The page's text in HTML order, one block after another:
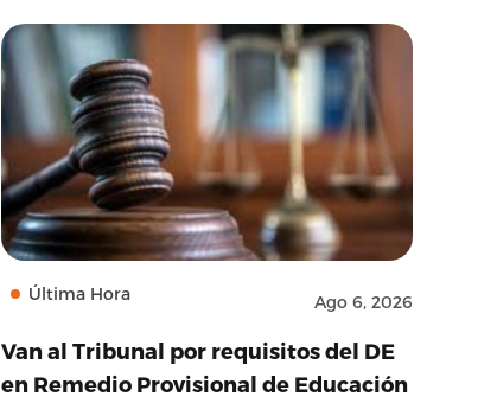
Última Hora Ago 6, 2026
Van al Tribunal por requisitos del DE
en Remedio Provisional de Educación